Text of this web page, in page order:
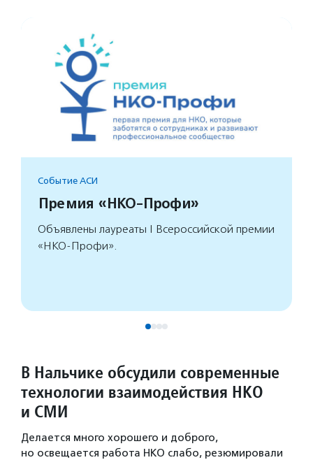
Событие АСИ
Премия «НКО-Профи»
Объявлены лауреаты I Всероссийской премии
«НКО-Профи».
В Нальчике обсудили современные
технологии взаимодействия НКО
и СМИ
Делается много хорошего и доброго,
но освещается работа НКО слабо, резюмировали